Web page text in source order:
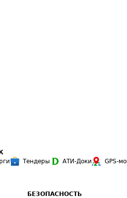
Тендеры АТИ-Доки GPS-
БЕЗОПАСНОСТЬ